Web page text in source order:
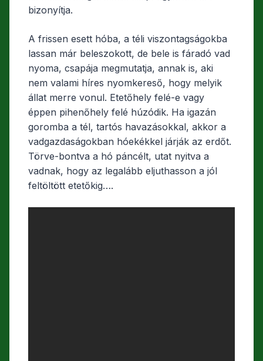
bizonyítja.
A frissen esett hóba, a téli viszontagságokba
lassan már beleszokott, de bele is fáradó vad
nyoma, csapája megmutatja, annak is, aki
nem valami híres nyomkereső, hogy melyik
állat merre vonul. Etetőhely felé-e vagy
éppen pihenőhely felé húzódik. Ha igazán
goromba a tél, tartós havazásokkal, akkor a
vadgazdaságokban hóekékkel járják az erdőt.
Törve-bontva a hó páncélt, utat nyitva a
vadnak, hogy az legalább eljuthasson a jól
feltöltött etetőkig….